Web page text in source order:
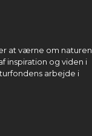
at værne om naturen
inspiration og viden i
arbejde i